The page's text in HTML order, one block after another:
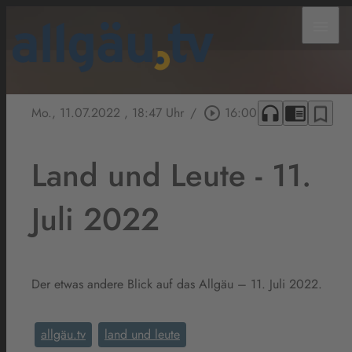
Mo., 11.07.2022 , 18:47 Uhr / play_circle_outline 16:00 headphones chrome_reader_mode bookmark_border
Land und Leute - 11.
Juli 2022
Der etwas andere Blick auf das Allgäu – 11. Juli 2022.
allgäu.tv land und leute